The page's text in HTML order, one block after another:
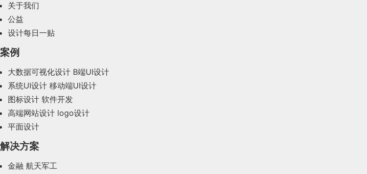
关于我们
公益
设计每日一贴
案例
大数据可视化设计 B端UI设计
系统UI设计 移动端UI设计
图标设计 软件开发
高端网站设计 logo设计
平面设计
解决方案
金融 航天军工